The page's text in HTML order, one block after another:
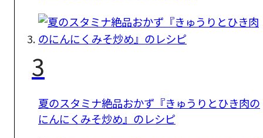
3
夏のスタミナ絶品おかず『きゅうりとひき肉の
にんにくみそ炒め』のレシピ